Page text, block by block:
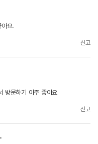
요.
신고
방문하기 아주 좋아요
신고